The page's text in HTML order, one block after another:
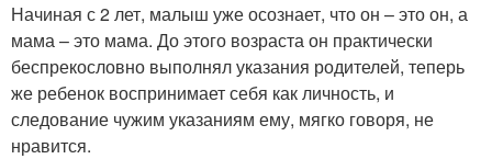
Начиная с 2 лет, малыш уже осознает, что он – это он, а
мама – это мама. До этого возраста он практически
беспрекословно выполнял указания родителей, теперь
же ребенок воспринимает себя как личность, и
следование чужим указаниям ему, мягко говоря, не
нравится.